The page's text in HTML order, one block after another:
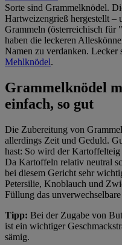
Sorte sind Grammelknödel.
Hartweizengrieß hergestellt –
Grammeln (österreichisch für
haben die leckeren
Namen zu verdanken. Lecker
Mehlknödel.
Grammelknödel
einfach, so gut
Die Zubereitung von
allerdings Zeit und Geduld.
hast: So wird der
Da Kartoffeln relativ neutral
bei diesem Gericht sehr
Petersilie, Knoblauch und
Füllung das
Tipp: Bei der Zugabe von
ist ein wichtiger
sämig.